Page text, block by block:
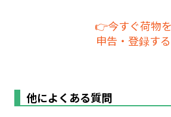
👉️今すぐ荷物を
申告・登録する
他によくある質問